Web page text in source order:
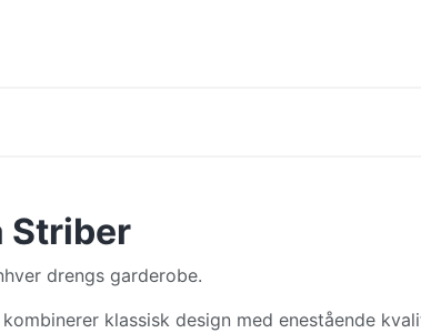
Striber
drengs garderobe.
klassisk design med enestående